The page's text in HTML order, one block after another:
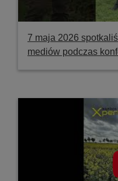
7 maja 2026
mediów podczas